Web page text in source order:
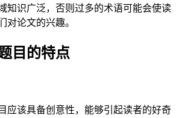
知识广泛，否则过多的术语可能会使读
对论文的兴趣。
目的特点
应该具备创意性，能够引起读者的好奇